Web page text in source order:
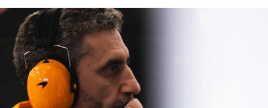
PROFILY JEZDCŮ
PROFILY TÝMŮ
ROZHOVORY
OSTATNÍ